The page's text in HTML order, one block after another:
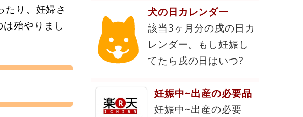
り、妊婦さ
殆やりまし
犬の日カレンダー
該当3ヶ月分の戌の日カ
レンダー。もし妊娠し
てたら戌の日はいつ?
妊娠中~出産の必要品
妊娠中~出産の必要